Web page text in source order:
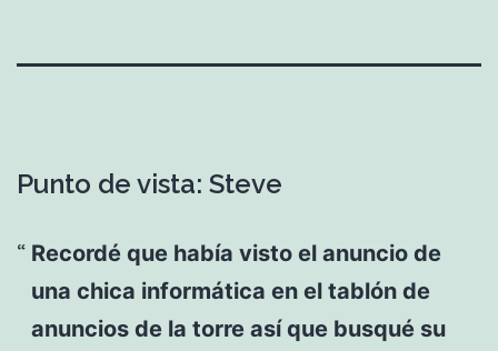
Punto de vista: Steve
Recordé que había visto el anuncio de
una chica informática en el tablón de
anuncios de la torre así que busqué su